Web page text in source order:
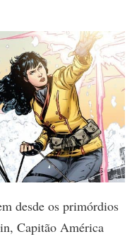
desde os primórdios
Capitão América